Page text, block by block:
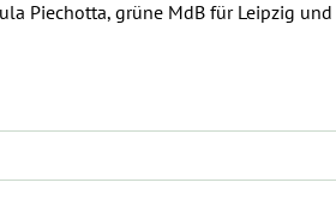
Piechotta, grüne MdB für Leipzig und